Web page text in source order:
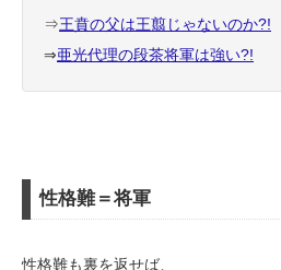
⇒王賁の父は王翦じゃないのか?!
⇒亜光代理の段茶将軍は強い?!
性格難＝将軍
性格難も裏を返せば、